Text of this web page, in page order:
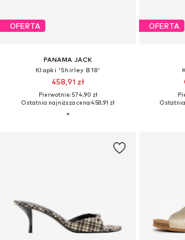
OFERTA
PANAMA JACK
Klapki 'Shirley B18'
458,91 zł
Pierwotnie: 574,90 zł
Ostatnia najniższa cena:458,91 zł
OFERTA
Ostatnia